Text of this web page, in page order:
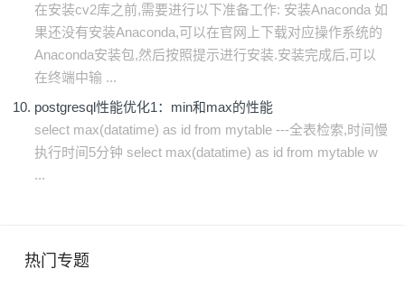
在安装cv2库之前,需要进行以下准备工作: 安装Anaconda 如
果还没有安装Anaconda,可以在官网上下载对应操作系统的
Anaconda安装包,然后按照提示进行安装.安装完成后,可以
在终端中输 ...
postgresql性能优化1：min和max的性能
select max(datatime) as id from mytable ---全表检索,时间慢
执行时间5分钟 select max(datatime) as id from mytable w
...
热门专题